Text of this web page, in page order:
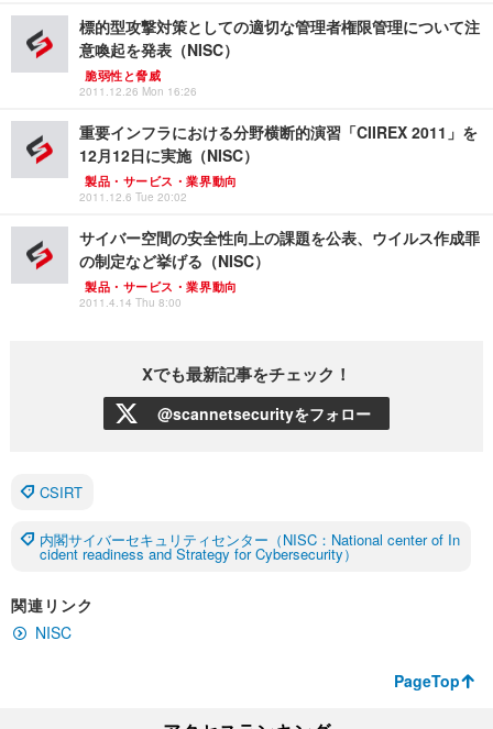
標的型攻撃対策としての適切な管理者権限管理について注
意喚起を発表（NISC）
脆弱性と脅威
2011.12.26 Mon 16:26
重要インフラにおける分野横断的演習「CIIREX 2011」を
12月12日に実施（NISC）
製品・サービス・業界動向
2011.12.6 Tue 20:02
サイバー空間の安全性向上の課題を公表、ウイルス作成罪
の制定など挙げる（NISC）
製品・サービス・業界動向
2011.4.14 Thu 8:00
Xでも最新記事をチェック！
@scannetsecurityをフォロー
CSIRT
内閣サイバーセキュリティセンター（NISC：National center of In
cident readiness and Strategy for Cybersecurity）
関連リンク
NISC
PageTop